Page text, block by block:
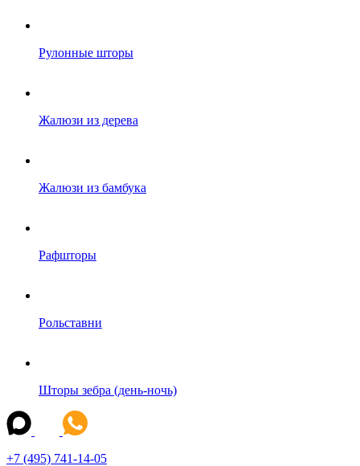
Рулонные шторы
Жалюзи из дерева
Жалюзи из бамбука
Рафшторы
Рольставни
Шторы зебра (день-ночь)
+7 (495) 741-14-05